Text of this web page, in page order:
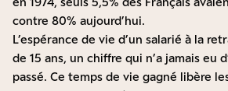
contre 80% aujourd’hui.
L’espérance de vie d’un salarié à la
de 15 ans, un chiffre qui n’a jamais eu
passé. Ce temps de vie gagné libère